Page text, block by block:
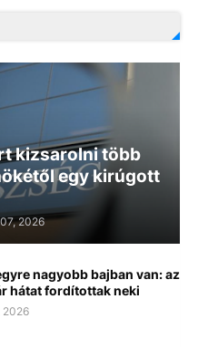
kizsarolni több
egy kirúgott
2026
nagyobb bajban van: az
hátat fordítottak neki
2026